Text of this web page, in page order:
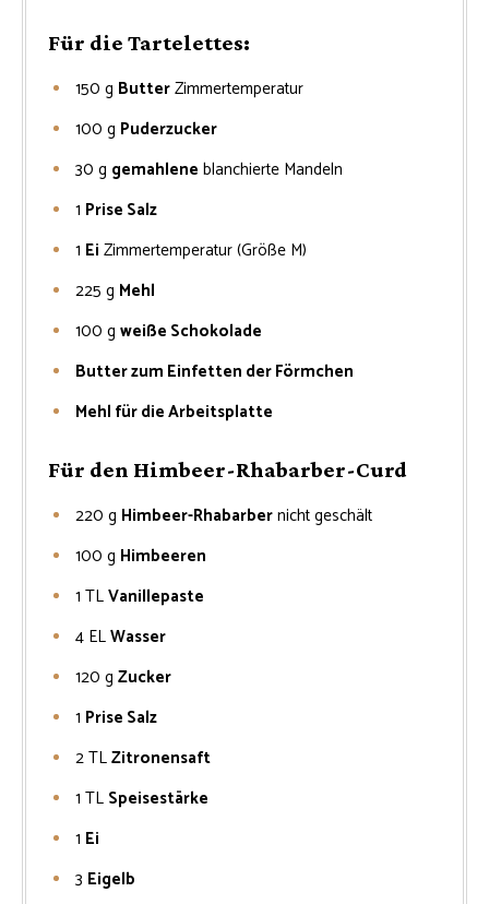
Für die Tartelettes:
150 g ButterZimmertemperatur
100 g Puderzucker
30 g gemahlene blanchierte Mandeln
1 Prise Salz
1 Ei Zimmertemperatur (Größe M)
225 g Mehl
100 g weiße Schokolade
Butter zum Einfetten der Förmchen
Mehl für die Arbeitsplatte
Für den Himbeer-Rhabarber-Curd
220 g Himbeer-Rhabarbernicht geschält
100 g Himbeeren
1 TLVanillepaste
4 ELWasser
120 g Zucker
1 Prise Salz
2TLZitronensaft
1 TL Speisestärke
1 Ei
3 Eigelb